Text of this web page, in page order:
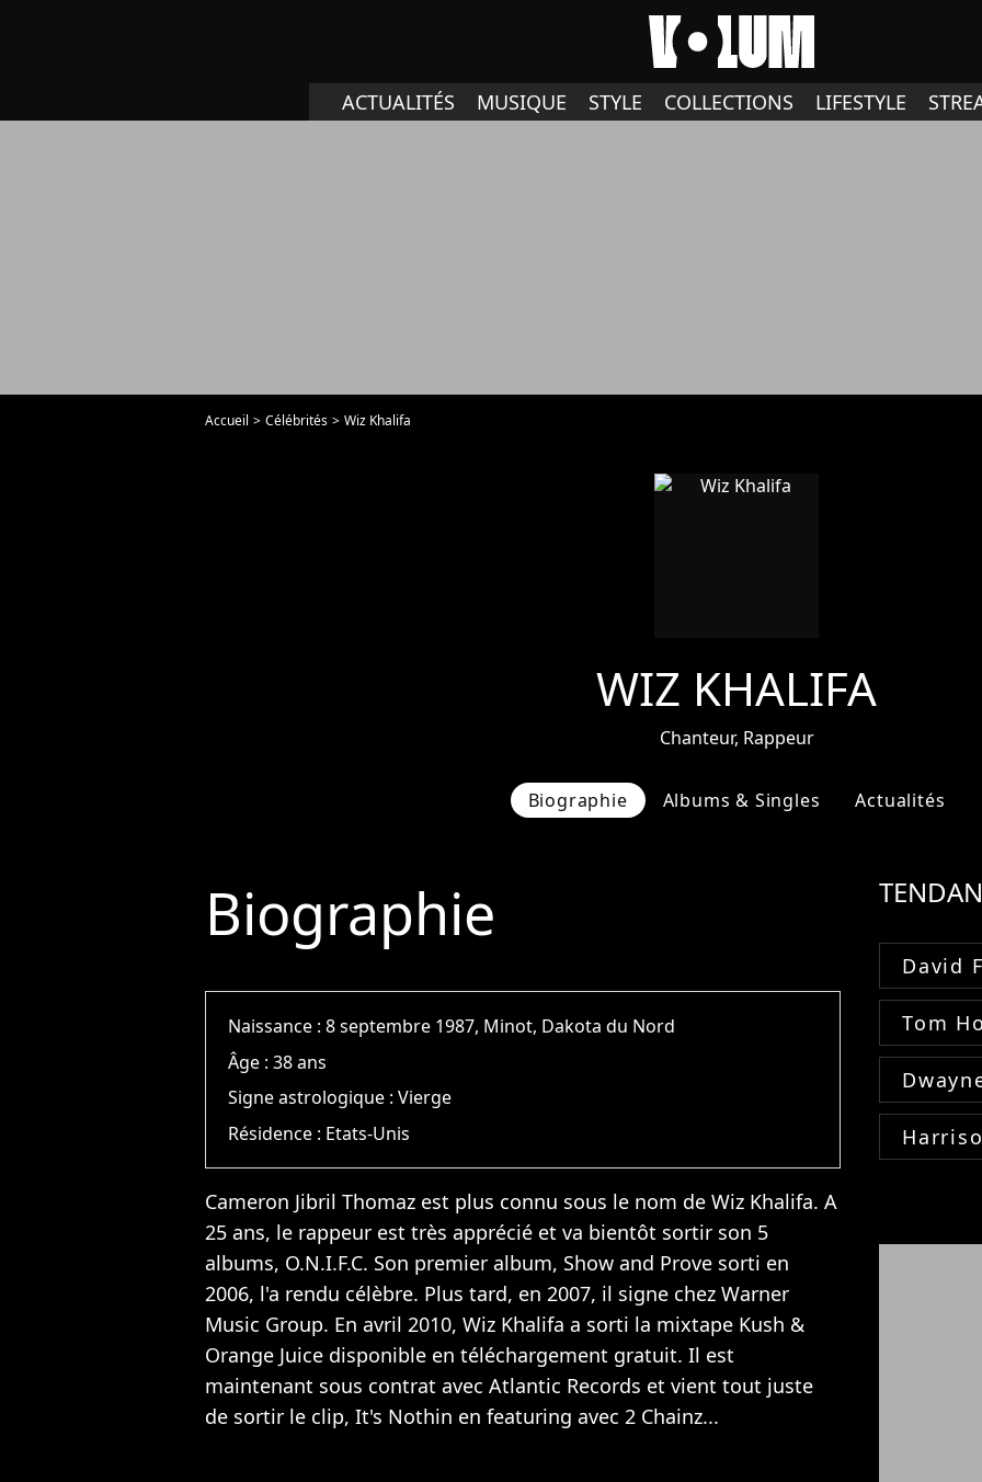
ACTUALITÉS MUSIQUE STYLE COLLECTIONS LIFESTYLE
Accueil Célébrités Wiz Khalifa
WIZ KHALIFA
Chanteur, Rappeur
Biographie Albums & Singles Actualités
Biographie
Naissance :8 septembre 1987, Minot, Dakota du Nord
Âge :38 ans
Signe astrologique :Vierge
Résidence : Etats-Unis
Cameron Jibril Thomaz est plus connu sous le nom de Wiz Khalifa. A
25 ans, le rappeur est très apprécié et va bientôt sortir son 5
albums, O.N.I.F.C. Son premier album, Show and Prove sorti en
2006, l'a rendu célèbre. Plus tard, en 2007, il signe chez Warner
Music Group. En avril 2010, Wiz Khalifa a sorti la mixtape Kush &
Orange Juice disponible en téléchargement gratuit. Il est
maintenant sous contrat avec Atlantic Records et vient tout juste
de sortir le clip, It's Nothin en featuring avec 2 Chainz...
David
Tom